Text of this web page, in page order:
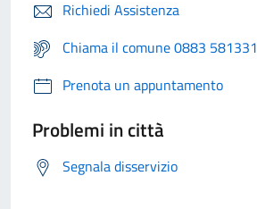
Richiedi Assistenza
Chiama il comune 0883 581331
Prenota un appuntamento
Problemi in città
Segnala disservizio